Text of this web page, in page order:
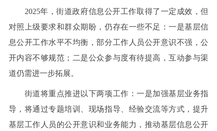
2025年，街道政府信息公开工作取得了一定成效，但
对照上级要求和群众期盼，仍存在一些不足：一是基层信
息公开工作水平不均衡，部分工作人员公开意识不强，公
开内容不够规范；二是公众参与度有待提高，互动参与渠
道仍需进一步拓展。
街道将重点推进以下两项工作：一是加强基层业务指
导，将通过专题培训、现场指导、经验交流等方式，提升
基层工作人员的公开意识和业务能力，推动基层信息公开